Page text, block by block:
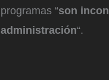
programas “son
administración“.